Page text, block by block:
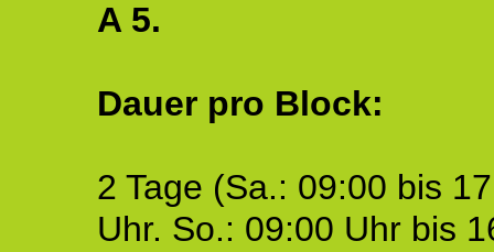
A 5.
Dauer pro Block:
2 Tage (Sa.: 09:00 bis
Uhr. So.: 09:00 Uhr bis